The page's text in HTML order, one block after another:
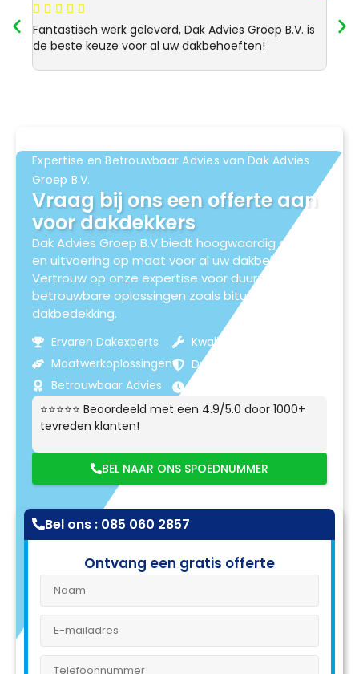
    
Fantastisch werk geleverd, Dak Advies Groep B.V. is
de beste keuze voor al uw dakbehoeften!
Expertise en Betrouwbaar Advies van Dak Advies
Groep B.V.
Vraag bij ons een offerte aan
voor dakdekkers
Dak Advies Groep B.V biedt hoogwaardig advies
en uitvoering op maat voor al uw dakbehoeften.
Vertrouw op onze expertise voor duurzame en
betrouwbare oplossingen zoals bitumen
dakbedekking.
Ervaren Dakexperts
Maatwerkoplossingen
Betrouwbaar Advies
Kwaliteitsmaterialen
Duurzame Resultaten
⭐⭐⭐⭐⭐ Beoordeeld met een 4.9/5.0 door 1000+
tevreden klanten!
BEL NAAR ONS SPOEDNUMMER
Bel ons : 085 060 2857
Ontvang een gratis offerte